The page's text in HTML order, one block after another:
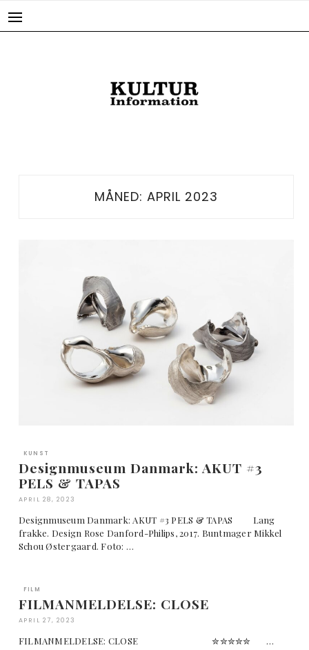
MÅNED: APRIL 2023
KUNST
Designmuseum Danmark: AKUT #3
PELS & TAPAS
APRIL 28, 2023
Designmuseum Danmark: AKUT #3 PELS & TAPAS Lang
frakke. Design Rose Danford-Philips, 2017. Buntmager Mikkel
Schou Østergaard. Foto: …
FILM
FILMANMELDELSE: CLOSE
APRIL 27, 2023
FILMANMELDELSE: CLOSE ✮✮✮✮✮ …